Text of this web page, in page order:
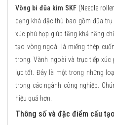
Vòng bi đũa kim SKF(Needle
dạng khá đặc thù bao gồm đũa
xúc phù hợp giúp tăng khả năng
tạo vòng ngoài là miếng thép
trong. Vành ngoài và trục tiếp
lực tốt. Đây là một trong những
trong các ngành công nghiệp.
hiệu quả hơn.
Thông số và đặc điểm cấu